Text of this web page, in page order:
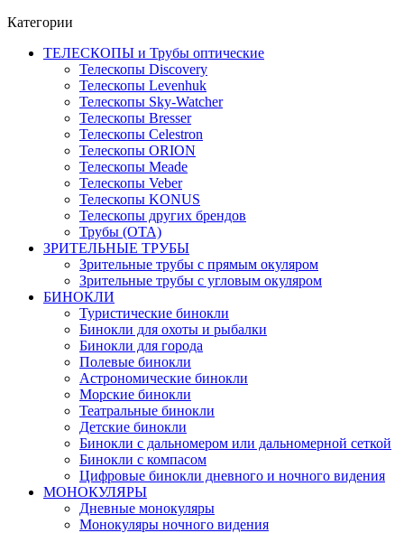
Категории
ТЕЛЕСКОПЫ и Трубы оптические
Телескопы Discovery
Телескопы Levenhuk
Телескопы Sky-Watcher
Телескопы Bresser
Телескопы Celestron
Телескопы ORION
Телескопы Meade
Телескопы Veber
Телескопы KONUS
Телескопы других брендов
Трубы (ОТА)
ЗРИТЕЛЬНЫЕ ТРУБЫ
Зрительные трубы с прямым окуляром
Зрительные трубы с угловым окуляром
БИНОКЛИ
Туристические бинокли
Бинокли для охоты и рыбалки
Бинокли для города
Полевые бинокли
Астрономические бинокли
Морские бинокли
Театральные бинокли
Детские бинокли
Бинокли с дальномером или дальномерной сеткой
Бинокли с компасом
Цифровые бинокли дневного и ночного видения
МОНОКУЛЯРЫ
Дневные монокуляры
Монокуляры ночного видения